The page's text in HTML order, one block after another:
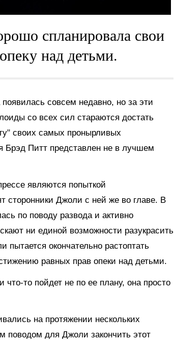
спланировала свои
над детьми.
совсем недавно, но за эти
со всех сил стараются достать
своих самых пронырливых
Брэд Питт представлен не в лучшем
являются попыткой
сторонники Джоли с ней же во главе. В
по поводу развода и активно
ни единой возможности разукрасить
окончательно растоптать
равных прав опеки над детьми.
то пойдет не по ее плану, она просто
на протяжении нескольких
поводом для Джоли закончить этот